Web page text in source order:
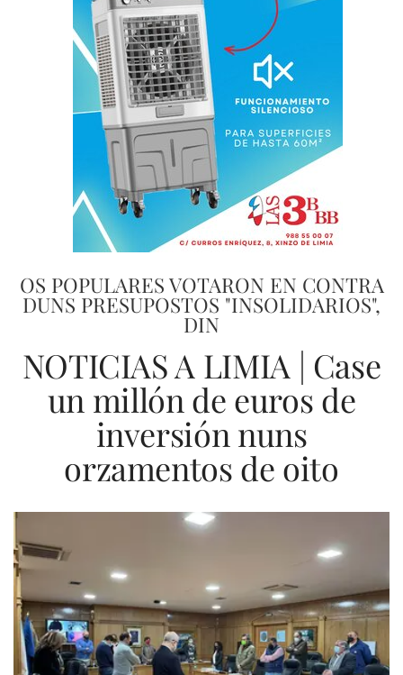
OS POPULARES VOTARON EN CONTRA
DUNS PRESUPOSTOS "INSOLIDARIOS",
DIN
NOTICIAS A LIMIA | Case
un millón de euros de
inversión nuns
orzamentos de oito